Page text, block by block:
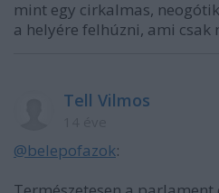
mint egy cirkalmas,
a helyére felhúzni, ami
Tell Vilmos
@belepofazok: